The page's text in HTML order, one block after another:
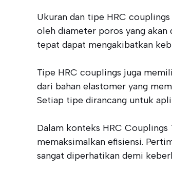
Ukuran dan tipe HRC
oleh diameter poros yang akan
tepat dapat mengakibatkan
Tipe HRC couplings juga
dari bahan elastomer yang
Setiap tipe dirancang untuk
Dalam konteks HRC Couplings
memaksimalkan efisiensi.
sangat diperhatikan demi